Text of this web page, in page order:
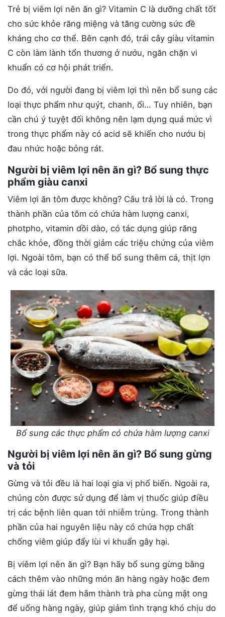
Trẻ bị viêm lợi nên ăn gì? Vitamin C là dưỡng chất tốt
cho sức khỏe răng miệng và tăng cường sức đề
kháng cho cơ thể. Bên cạnh đó, trái cây giàu vitamin
C còn làm lành tổn thương ở nướu, ngăn chặn vi
khuẩn có cơ hội phát triển.
Do đó, với người đang bị viêm lợi thì nên bổ sung các
loại thực phẩm như quýt, chanh, ổi… Tuy nhiên, bạn
cần chú ý tuyệt đối không nên lạm dụng quá mức vì
trong thực phẩm này có acid sẽ khiến cho nướu bị
đau nhức hoặc bỏng rát.
Người bị viêm lợi nên ăn gì? Bổ sung thực
phẩm giàu canxi
Viêm lợi ăn tôm được không? Câu trả lời là có. Trong
thành phần của tôm có chứa hàm lượng canxi,
photpho, vitamin dồi dào, có tác dụng giúp răng
chắc khỏe, đồng thời giảm các triệu chứng của viêm
lợi. Ngoài tôm, bạn có thể bổ sung thêm cá, thịt lợn
và các loại sữa.
Bổ sung các thực phẩm có chứa hàm lượng canxi
Người bị viêm lợi nên ăn gì? Bổ sung gừng
và tỏi
Gừng và tỏi đều là hai loại gia vị phổ biến. Ngoài ra,
chúng còn được sử dụng để làm vị thuốc giúp điều
trị các bệnh liên quan tới nhiễm trùng. Trong thành
phần của hai nguyên liệu này có chứa hợp chất
chống viêm giúp đẩy lùi vi khuẩn gây hại.
Bị viêm lợi nên ăn gì? Bạn hãy bổ sung gừng bằng
cách thêm vào những món ăn hàng ngày hoặc đem
gừng thái lát đem hãm thành trà pha cùng mật ong
để uống hàng ngày, giúp giảm tình trạng khó chịu do